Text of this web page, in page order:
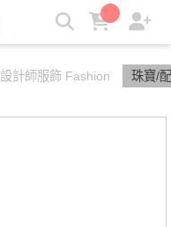
設計師服飾 Fashion 珠寶/